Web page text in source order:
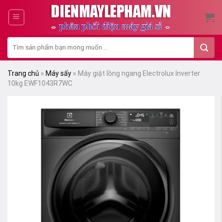
kiếm:
Trang chủ » Máy sấy » Máy giặt lồng ngang Electrolux Inverter
10kg EWF1043R7WC